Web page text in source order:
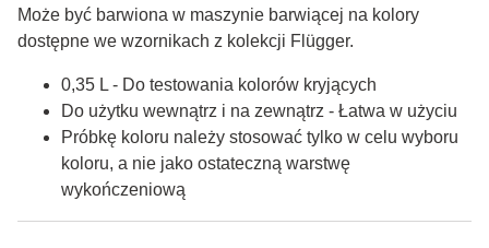
Może być barwiona w maszynie barwiącej na kolory
dostępne we wzornikach z kolekcji Flügger.
0,35 L - Do testowania kolorów kryjących
Do użytku wewnątrz i na zewnątrz - Łatwa w użyciu
Próbkę koloru należy stosować tylko w celu wyboru
koloru, a nie jako ostateczną warstwę
wykończeniową